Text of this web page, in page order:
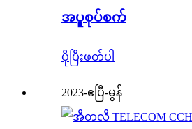
အပူစုပ်စက်
ပိုပြီးဖတ်ပါ
2023-ဧပြီ-မွန်